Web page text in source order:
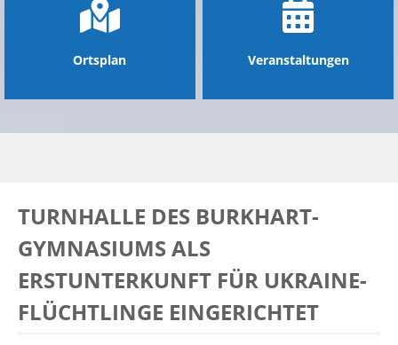
Ortsplan Veranstaltungen
TURNHALLE DES BURKHART-
GYMNASIUMS ALS
ERSTUNTERKUNFT FÜR UKRAINE-
FLÜCHTLINGE EINGERICHTET